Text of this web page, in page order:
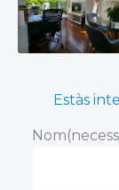
Estàs
Nom